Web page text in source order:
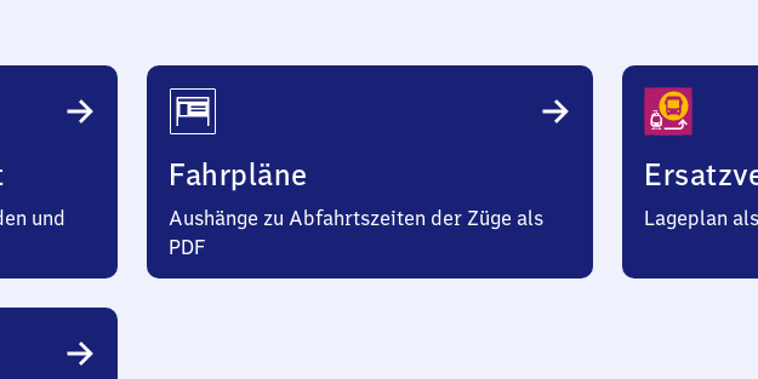
und
Fahrpläne
Aushänge zu Abfahrtszeiten der Züge als
PDF
Lageplan